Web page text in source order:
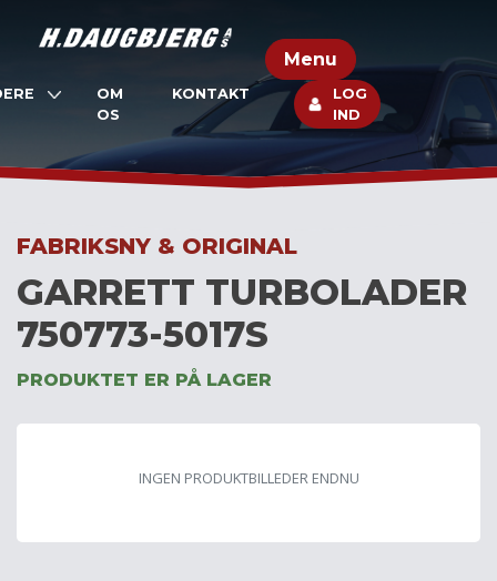
Menu
OM
OS
KONTAKT
LOG
IND
FABRIKSNY & ORIGINAL
GARRETT TURBOLADER
750773-5017S
PRODUKTET ER PÅ LAGER
INGEN PRODUKTBILLEDER ENDNU